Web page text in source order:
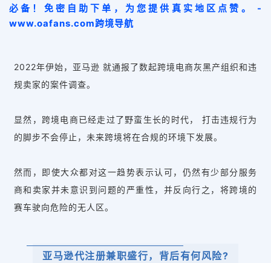
必备！免密自助下单，为您提供真实地区点赞。 -
www.oafans.com跨境导航
2022年伊始，亚马逊 就通报了数起跨境电商灰黑产组织和违
规卖家的案件调查。
显然，跨境电商已经走过了野蛮生长的时代， 打击违规行为
的脚步不会停止，未来跨境将在合规的环境下发展。
然而，即使大众都对这一趋势表示认可，仍然有少部分服务
商和卖家并未意识到问题的严重性，并反向行之，将跨境的
赛车驶向危险的无人区。
亚马逊代注册兼职盛行，背后有何风险?